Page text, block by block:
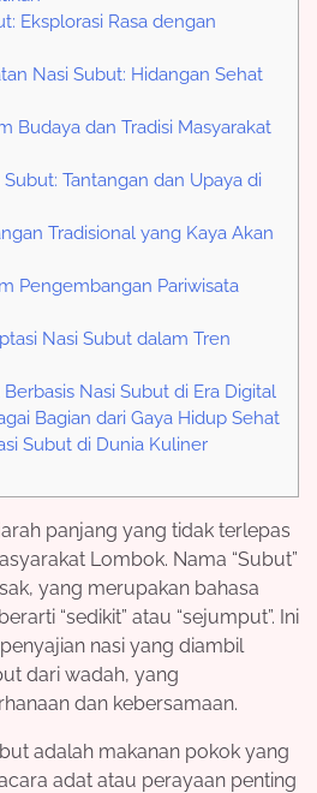
Eksplorasi Rasa dengan
Nasi Subut: Hidangan Sehat
Budaya dan Tradisi Masyarakat
Tantangan dan Upaya di
Tradisional yang Kaya Akan
Pengembangan Pariwisata
Nasi Subut dalam Tren
Nasi Subut di Era Digital
Bagian dari Gaya Hidup Sehat
Subut di Dunia Kuliner
panjang yang tidak terlepas
Lombok. Nama “Subut”
yang merupakan bahasa
“sedikit” atau “sejumput”. Ini
nasi yang diambil
dari wadah, yang
dan kebersamaan.
adalah makanan pokok yang
adat atau perayaan penting